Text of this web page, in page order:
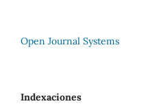
Open Journal Systems
Indexaciones